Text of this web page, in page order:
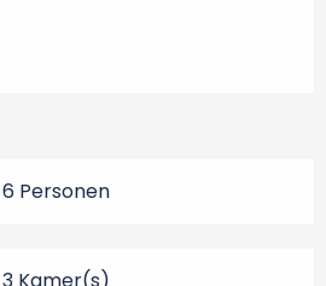
6 Personen